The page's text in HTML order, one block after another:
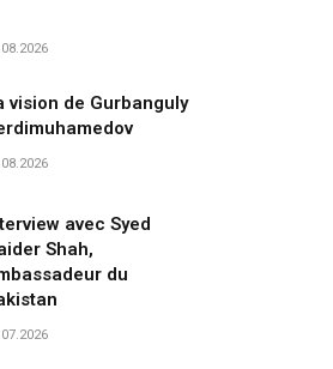
vision de Gurbanguly
avec Syed
Shah,
du